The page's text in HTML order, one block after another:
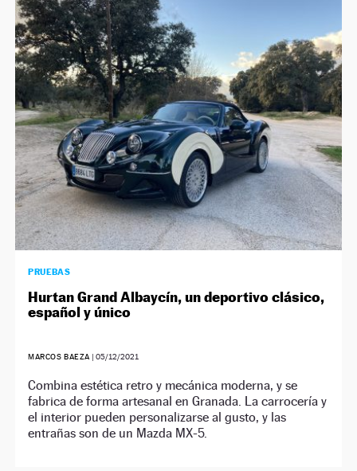
PRUEBAS
Hurtan Grand Albaycín, un deportivo clásico,
español y único
MARCOS BAEZA |05/12/2021
Combina estética retro y mecánica moderna, y se
fabrica de forma artesanal en Granada. La carrocería y
el interior pueden personalizarse al gusto, y las
entrañas son de un Mazda MX-5.